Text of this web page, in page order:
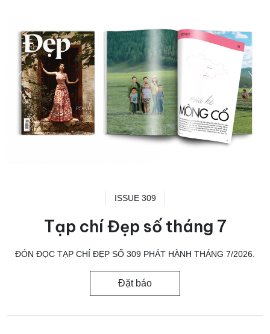
ISSUE 309
Tạp chí Đẹp số tháng 7
ĐÓN ĐỌC TẠP CHÍ ĐẸP SỐ 309 PHÁT HÀNH THÁNG 7/2026.
Đặt báo